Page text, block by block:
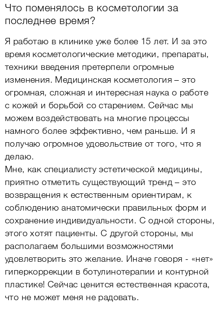
Что поменялось в косметологии за
последнее время?
Я работаю в клинике уже более 15 лет. И за это
время косметологические методики, препараты,
техники введения претерпели огромные
изменения. Медицинская косметология – это
огромная, сложная и интересная наука о работе
с кожей и борьбой со старением. Сейчас мы
можем воздействовать на многие процессы
намного более эффективно, чем раньше. И я
получаю огромное удовольствие от того, что я
делаю.
Мне, как специалисту эстетической медицины,
приятно отметить существующий тренд – это
возвращения к естественным ориентирам, к
соблюдению анатомически правильных форм и
сохранение индивидуальности. С одной стороны,
этого хотят пациенты. С другой стороны, мы
располагаем большими возможностями
удовлетворить это желание. Иначе говоря - «нет»
гиперкоррекции в ботулинотерапии и контурной
пластике! Сейчас ценится естественная красота,
что не может меня не радовать.